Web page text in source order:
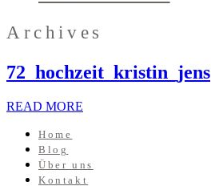
Archives
72_hochzeit_kristin_jens
READ MORE
Home
Blog
Über uns
Kontakt